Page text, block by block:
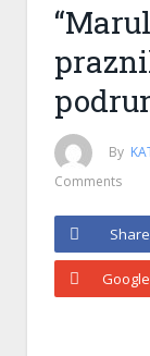
By
Comments
Share